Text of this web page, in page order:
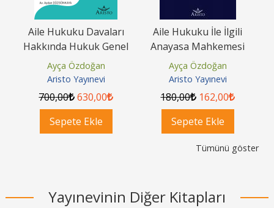
Aile Hukuku Davaları
Hakkında Hukuk Genel
Kurulu Kararları 2022
Ayça Özdoğan
Aristo Yayınevi
700,00 630,00
Sepete Ekle
Aile Hukuku İle İlgili
Anayasa Mahkemesi
Kararları
Ayça Özdoğan
Aristo Yayınevi
180,00 162,00
Sepete Ekle
Tümünü göster
Yayınevinin Diğer Kitapları